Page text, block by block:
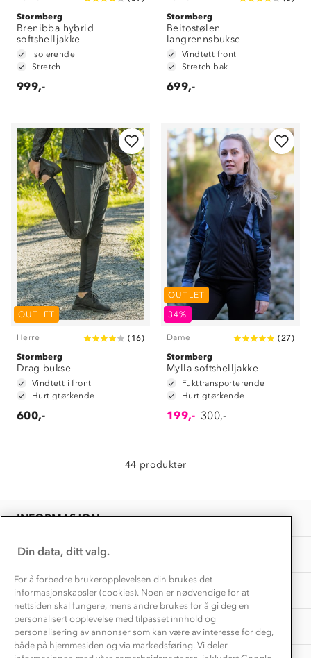
Stormberg
Brenibba hybrid
softshelljakke
Isolerende
Stretch
999,-
Stormberg
Beitostølen
langrennsbukse
Vindtett front
Stretch bak
699,-
OUTLET
Herre ( 16)
Stormberg
Drag bukse
Vindtett i front
Hurtigtørkende
600,-
OUTLET
34%
Dame (27)
Stormberg
Mylla softshelljakke
Fukttransporterende
Hurtigtørkende
199,- 300,-
44 produkter
INFORMASJON
Kundeservice
Kontakt oss
Konkurransevinnere
Kundeklubb
Presse
OM OSS
Om Stormberg
Verdigrunnlag
Klima og miljø
Dyreetikk
1% til samfunnet
Samarbeide med oss?
TIPS OG RÅD
Trelagsprinsippet barn
Alt du trenger til Norgesferien
Dette trenger du til barnehagen
Gravidklær
Store størrelser
Turmat oppskrifter
Beredskap
AKTIVITETER
Få turinspirasjon og tips her⛰
Overnatte utendørs⛺
Leirskole 🥾
Barnehageansatt
Tips til hyttetur
Din data, ditt valg.
For å forbedre brukeropplevelsen din brukes det
informasjonskapsler (cookies). Noen er nødvendige for at
nettsiden skal fungere, mens andre brukes for å gi deg en
personalisert opplevelse med tilpasset innhold og
personalisering av annonser som kan være av interesse for deg,
både på hjemmesiden og via markedsføring. Vi deler